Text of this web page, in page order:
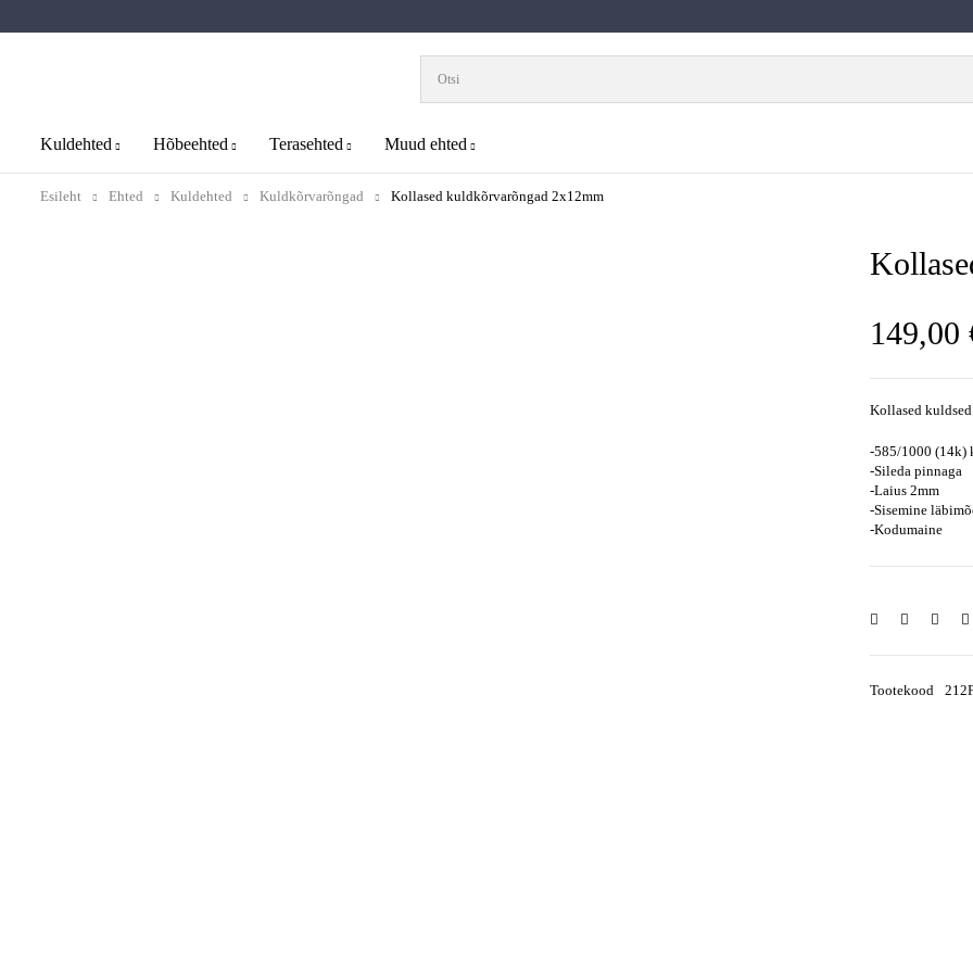
Kuldehted Hõbeehted Terasehted Muud ehted
Esileht Ehted Kuldehted Kuldkõrvarõngad Kollased kuldkõrvarõngad 2x12mm
149,00
Kollased
-585/1000 (14k)
-Sileda pinnaga
-Laius 2mm
-Sisemine
-Kodumaine
Tootekood